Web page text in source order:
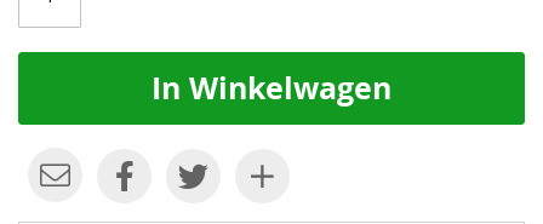
In Winkelwagen